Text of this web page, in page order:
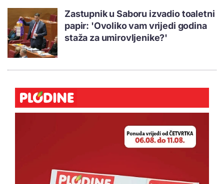
Zastupnik u Saboru izvadio toaletni
papir: 'Ovoliko vam vrijedi godina
staža za umirovljenike?'